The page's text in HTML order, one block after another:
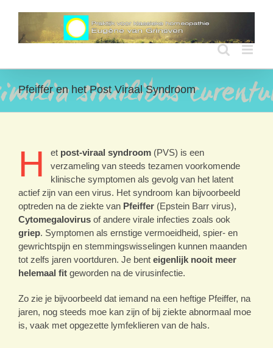
inhoud
Pfeiffer en het Post Viraal Syndroom
H et post-viraal syndroom (PVS) is een
verzameling van steeds tezamen voorkomende
klinische symptomen als gevolg van het latent
actief zijn van een virus. Het syndroom kan bijvoorbeeld
optreden na de ziekte van Pfeiffer (Epstein Barr virus),
Cytomegalovirus of andere virale infecties zoals ook
griep. Symptomen als ernstige vermoeidheid, spier- en
gewrichtspijn en stemmingswisselingen kunnen maanden
tot zelfs jaren voortduren. Je bent eigenlijk nooit meer
helemaal fit geworden na de virusinfectie.
Zo zie je bijvoorbeeld dat iemand na een heftige Pfeiffer, na
jaren, nog steeds moe kan zijn of bij ziekte abnormaal moe
is, vaak met opgezette lymfeklieren van de hals.